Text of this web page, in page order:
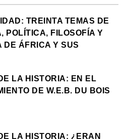
TREINTA TEMAS DE
POLÍTICA, FILOSOFÍA Y
DE ÁFRICA Y SUS
LA HISTORIA: EN EL
DE W.E.B. DU BOIS
LA HISTORIA: ¿ERAN